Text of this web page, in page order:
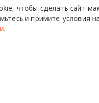
озере,
чтобы сделать сайт
и примите условия
.